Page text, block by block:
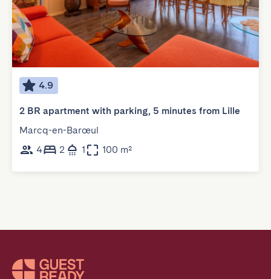
4.9
2 BR apartment with parking, 5 minutes from Lille
Marcq-en-Barœul
4
2 1 100 m²